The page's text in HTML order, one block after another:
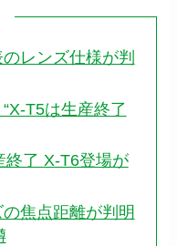
レンズ仕様が判
T5は生産終了
終了 X-T6登場が
焦点距離が判明